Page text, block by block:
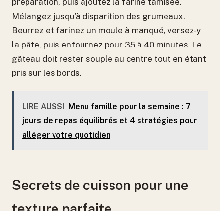
préparation, puis ajoutez la farine tamisée.
Mélangez jusqu’à disparition des grumeaux.
Beurrez et farinez un moule à manqué, versez-y
la pâte, puis enfournez pour 35 à 40 minutes. Le
gâteau doit rester souple au centre tout en étant
pris sur les bords.
LIRE AUSSI
Menu famille pour la semaine : 7
jours de repas équilibrés et 4 stratégies pour
alléger votre quotidien
Secrets de cuisson pour une